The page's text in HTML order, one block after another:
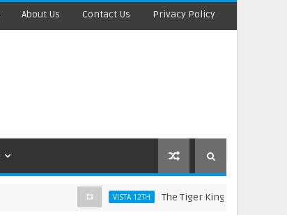
About Us Contact Us Privacy Policy
VISTA 12TH The Tiger King Words Meaning and